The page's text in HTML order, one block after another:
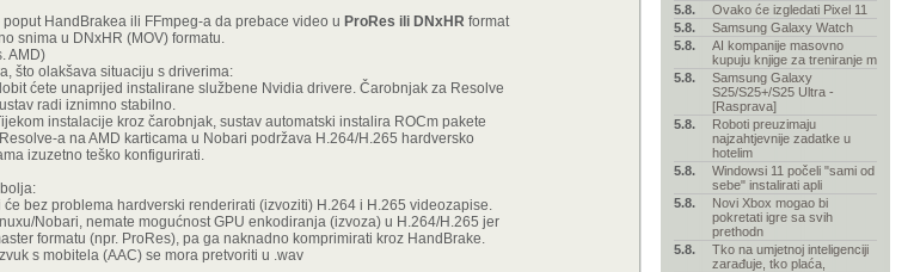
HandBrakea ili FFmpeg-a da prebace video u ProRes ili DNxHR format
snima u DNxHR (MOV) formatu.
AMD)
što olakšava situaciju s driverima:
ćete unaprijed instalirane službene Nvidia drivere. Čarobnjak za Resolve
radi iznimno stabilno.
instalacije kroz čarobnjak, sustav automatski instalira ROCm pakete
a na AMD karticama u Nobari podržava H.264/H.265 hardversko
izuzetno teško konfigurirati.
bez problema hardverski renderirati (izvoziti) H.264 i H.265 videozapise.
Nobari, nemate mogućnost GPU enkodiranja (izvoza) u H.264/H.265 jer
formatu (npr. ProRes), pa ga naknadno komprimirati kroz HandBrake.
s mobitela (AAC) se mora pretvoriti u .wav
5.8.
Ovako će izgledati Pixel 11
5.8.
Samsung Galaxy Watch
5.8.
AI kompanije masovno
kupuju knjige za treniranje m
5.8.
Samsung Galaxy
S25/S25+/S25 Ultra -
[Rasprava]
5.8.
Roboti preuzimaju
najzahtjevnije zadatke u
hotelim
5.8.
Windowsi 11 počeli "sami od
sebe" instalirati apli
5.8.
Novi Xbox mogao bi
pokretati igre sa svih
prethodn
5.8.
Tko na umjetnoj inteligenciji
zarađuje, tko plaća,